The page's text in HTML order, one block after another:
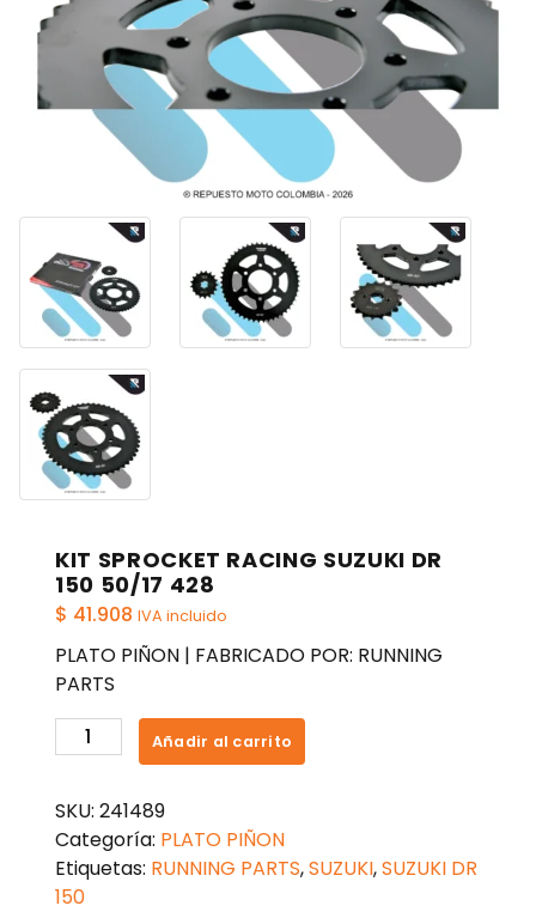
KIT SPROCKET RACING SUZUKI DR
150 50/17 428
$ 41.908 IVA incluido
PLATO PIÑON | FABRICADO POR: RUNNING
PARTS
SPROCKET
SUZUKI
DR
150
50/17
Añadir al carrito
SKU: 241489
Categoría: PLATO PIÑON
Etiquetas: RUNNING PARTS,SUZUKI,SUZUKI DR
150